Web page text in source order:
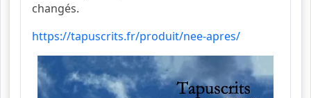
changés.
https://tapuscrits.fr/produit/nee-apres/